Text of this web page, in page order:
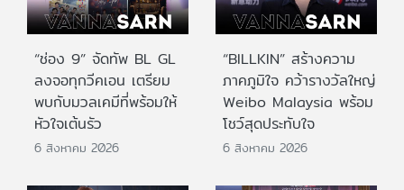
“ช่อง 9” จัดทัพ BL GL
ลงจอทุกวีคเอน เตรียม
พบกับมวลเคมีที่พร้อมให้
หัวใจเต้นรัว
6 สิงหาคม 2026
“BILLKIN” สร้างความ
ภาคภูมิใจ คว้ารางวัลใหญ่
Weibo Malaysia พร้อม
โชว์สุดประทับใจ
6 สิงหาคม 2026